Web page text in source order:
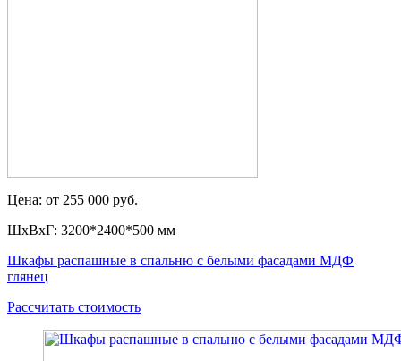
Цена: от 255 000 руб.
ШxВxГ: 3200*2400*500 мм
Шкафы распашные в спальню с белыми фасадами МДФ
глянец
Рассчитать стоимость